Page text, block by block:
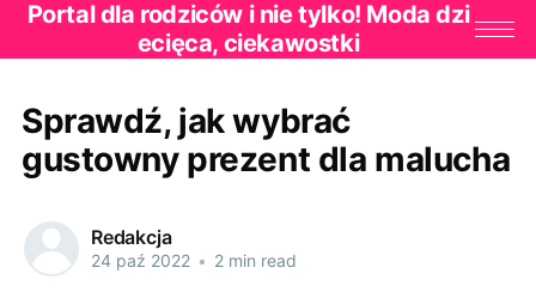
Portal dla rodziców i nie tylko! Moda dzi
ecięca, ciekawostki
Sprawdź, jak wybrać
gustowny prezent dla malucha
Redakcja
24 paź 2022 • 2 min read